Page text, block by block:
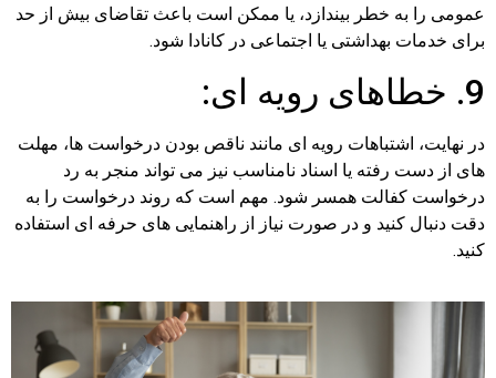
عمومی را به خطر بیندازد، یا ممکن است باعث تقاضای بیش از حد
برای خدمات بهداشتی یا اجتماعی در کانادا شود.
9. خطاهای رویه ای:
در نهایت، اشتباهات رویه ای مانند ناقص بودن درخواست ها، مهلت
های از دست رفته یا اسناد نامناسب نیز می تواند منجر به رد
درخواست کفالت همسر شود. مهم است که روند درخواست را به
دقت دنبال کنید و در صورت نیاز از راهنمایی های حرفه ای استفاده
کنید.